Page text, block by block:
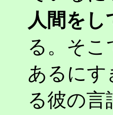
人間を
る。そこ
あるにす
る彼の言